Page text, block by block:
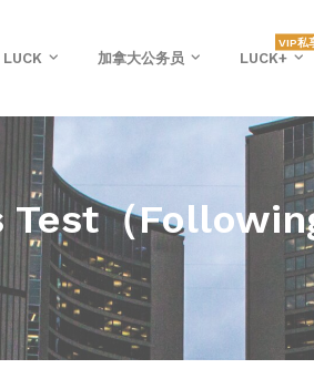
LUCK 加拿大公务员 LUCK+
VIP私
（